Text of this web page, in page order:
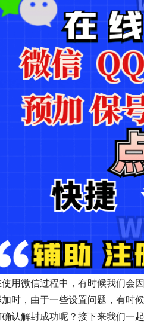
用微信过程中，有时候我们会
时，由于一些设置问题，有时
认解封成功呢？接下来我们一起